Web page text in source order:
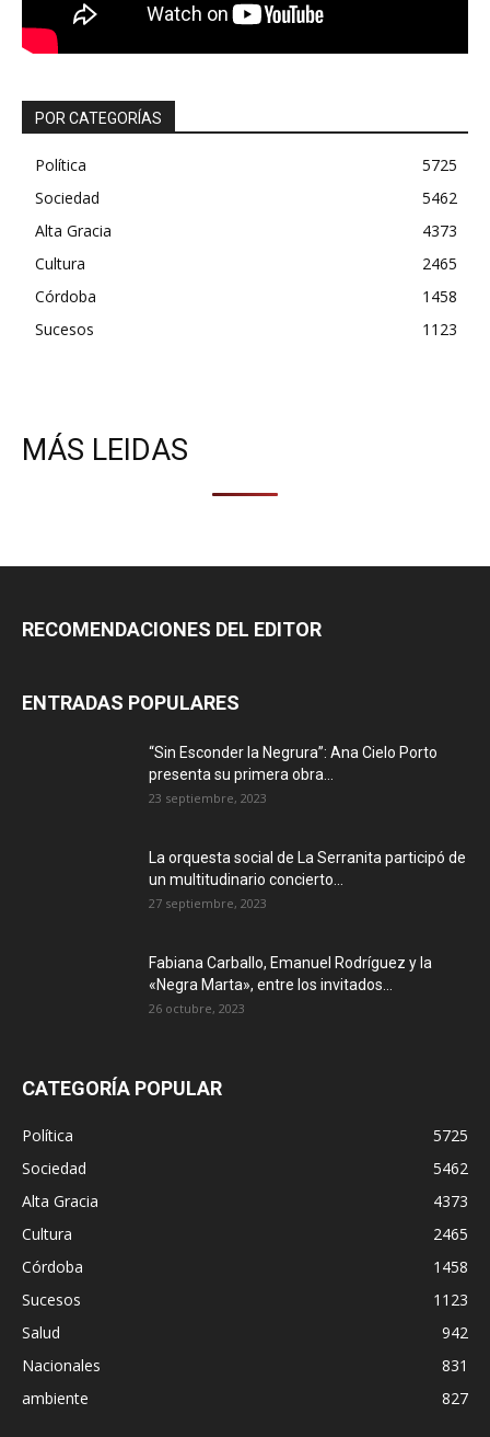
POR CATEGORÍAS
Política
5725
Sociedad
5462
Alta Gracia
4373
Cultura
2465
Córdoba
1458
Sucesos
1123
MÁS LEIDAS
RECOMENDACIONES DEL EDITOR
ENTRADAS POPULARES
“Sin Esconder la Negrura”: Ana Cielo Porto
presenta su primera obra...
23 septiembre, 2023
La orquesta social de La Serranita participó de
un multitudinario concierto...
27 septiembre, 2023
Fabiana Carballo, Emanuel Rodríguez y la
«Negra Marta», entre los invitados...
26 octubre, 2023
CATEGORÍA POPULAR
Política
5725
Sociedad
5462
Alta Gracia
4373
Cultura
2465
Córdoba
1458
Sucesos
1123
Salud
942
Nacionales
831
ambiente
827